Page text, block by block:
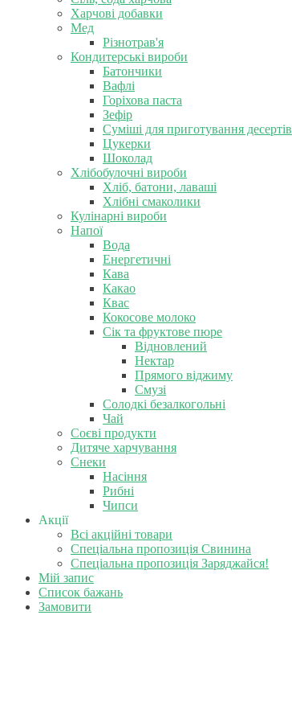
Харчові добавки
Мед
Різнотрав'я
Кондитерські вироби
Батончики
Вафлі
Горіхова паста
Зефір
Суміші для приготування десертів
Цукерки
Шоколад
Хлібобулочні вироби
Хліб, батони, лаваші
Хлібні смаколики
Кулінарні вироби
Напої
Вода
Енергетичні
Кава
Какао
Квас
Кокосове молоко
Сік та фруктове пюре
Відновлений
Нектар
Прямого віджиму
Смузі
Солодкі безалкогольні
Чай
Соєві продукти
Дитяче харчування
Снеки
Насіння
Рибні
Чипси
Акції
Всі акційні товари
Спеціальна пропозиція Свинина
Спеціальна пропозиція Заряджайся!
Мій запис
Список бажань
Замовити